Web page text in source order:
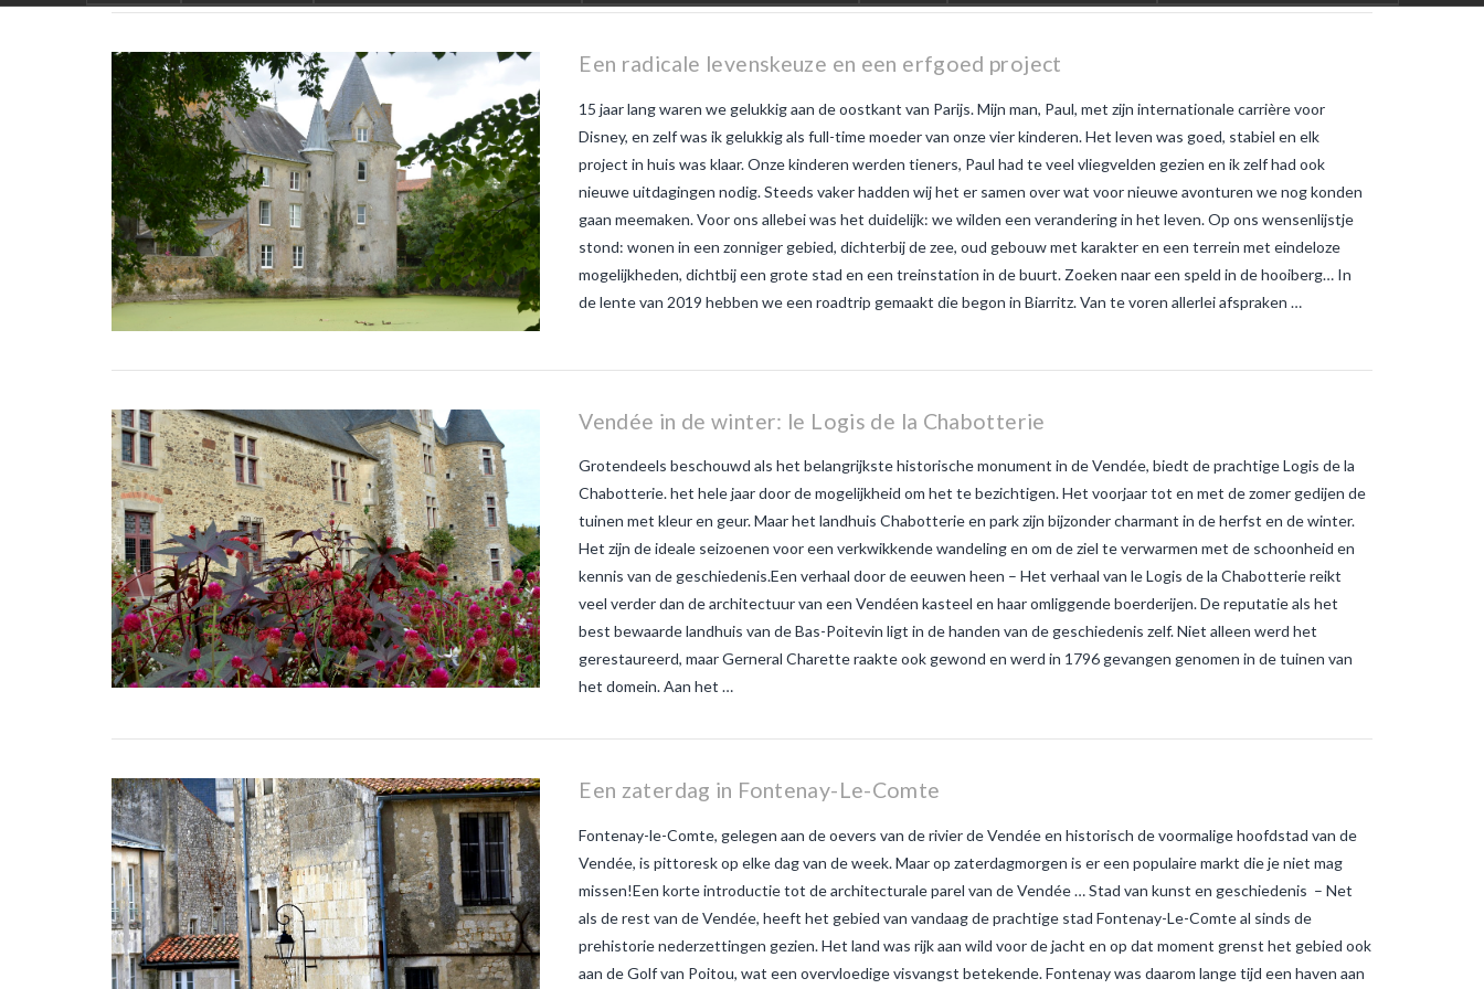
de traditie rond beaujolais nouveau
speciaal wat zijn tannines witte
beaujolais nouveau
Europa? Waarom winnen
muggenbeten en
tijgermuggenbeten?
strategieën zijn er gepland om
tijgermuggen uit te roeien?
in-frankrijk wonen-vendee
Een radicale levenskeuze en een erfgoed project
15 jaar lang waren we gelukkig aan de oostkant van Parijs. Mijn man, Paul, met zijn internationale carrière voor
Disney, en zelf was ik gelukkig als full-time moeder van onze vier kinderen. Het leven was goed, stabiel en elk
project in huis was klaar. Onze kinderen werden tieners, Paul had te veel vliegvelden gezien en ik zelf had ook
nieuwe uitdagingen nodig. Steeds vaker hadden wij het er samen over wat voor nieuwe avonturen we nog konden
gaan meemaken. Voor ons allebei was het duidelijk: we wilden een verandering in het leven. Op ons wensenlijstje
stond: wonen in een zonniger gebied, dichterbij de zee, oud gebouw met karakter en een terrein met eindeloze
mogelijkheden, dichtbij een grote stad en een treinstation in de buurt. Zoeken naar een speld in de hooiberg… In
de lente van 2019 hebben we een roadtrip gemaakt die begon in Biarritz. Van te voren allerlei afspraken …
Vendée in de winter: le Logis de la Chabotterie
Grotendeels beschouwd als het belangrijkste historische monument in de Vendée, biedt de prachtige Logis de la
Chabotterie. het hele jaar door de mogelijkheid om het te bezichtigen. Het voorjaar tot en met de zomer gedijen de
tuinen met kleur en geur. Maar het landhuis Chabotterie en park zijn bijzonder charmant in de herfst en de winter.
Het zijn de ideale seizoenen voor een verkwikkende wandeling en om de ziel te verwarmen met de schoonheid en
kennis van de geschiedenis.Een verhaal door de eeuwen heen – Het verhaal van le Logis de la Chabotterie reikt
veel verder dan de architectuur van een Vendéen kasteel en haar omliggende boerderijen. De reputatie als het
best bewaarde landhuis van de Bas-Poitevin ligt in de handen van de geschiedenis zelf. Niet alleen werd het
gerestaureerd, maar Gerneral Charette raakte ook gewond en werd in 1796 gevangen genomen in de tuinen van
het domein. Aan het …
Een zaterdag in Fontenay-Le-Comte
Fontenay-le-Comte, gelegen aan de oevers van de rivier de Vendée en historisch de voormalige hoofdstad van de
Vendée, is pittoresk op elke dag van de week. Maar op zaterdagmorgen is er een populaire markt die je niet mag
missen!Een korte introductie tot de architecturale parel van de Vendée … Stad van kunst en geschiedenis – Net
als de rest van de Vendée, heeft het gebied van vandaag de prachtige stad Fontenay-Le-Comte al sinds de
prehistorie nederzettingen gezien. Het land was rijk aan wild voor de jacht en op dat moment grenst het gebied ook
aan de Golf van Poitou, wat een overvloedige visvangst betekende. Fontenay was daarom lange tijd een haven aan